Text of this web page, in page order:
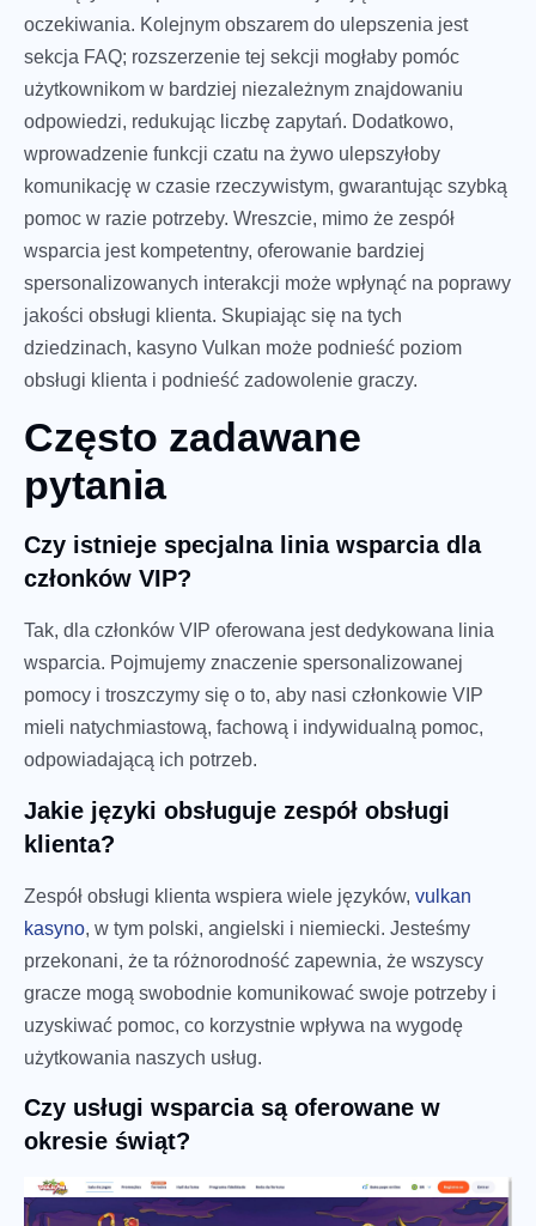
oczekiwania. Kolejnym obszarem do ulepszenia jest
sekcja FAQ; rozszerzenie tej sekcji mogłaby pomóc
użytkownikom w bardziej niezależnym znajdowaniu
odpowiedzi, redukując liczbę zapytań. Dodatkowo,
wprowadzenie funkcji czatu na żywo ulepszyłoby
komunikację w czasie rzeczywistym, gwarantując szybką
pomoc w razie potrzeby. Wreszcie, mimo że zespół
wsparcia jest kompetentny, oferowanie bardziej
spersonalizowanych interakcji może wpłynąć na poprawy
jakości obsługi klienta. Skupiając się na tych
dziedzinach, kasyno Vulkan może podnieść poziom
obsługi klienta i podnieść zadowolenie graczy.
Często zadawane
pytania
Czy istnieje specjalna linia wsparcia dla
członków VIP?
Tak, dla członków VIP oferowana jest dedykowana linia
wsparcia. Pojmujemy znaczenie spersonalizowanej
pomocy i troszczymy się o to, aby nasi członkowie VIP
mieli natychmiastową, fachową i indywidualną pomoc,
odpowiadającą ich potrzeb.
Jakie języki obsługuje zespół obsługi
klienta?
Zespół obsługi klienta wspiera wiele języków, vulkan
kasyno, w tym polski, angielski i niemiecki. Jesteśmy
przekonani, że ta różnorodność zapewnia, że wszyscy
gracze mogą swobodnie komunikować swoje potrzeby i
uzyskiwać pomoc, co korzystnie wpływa na wygodę
użytkowania naszych usług.
Czy usługi wsparcia są oferowane w
okresie świąt?